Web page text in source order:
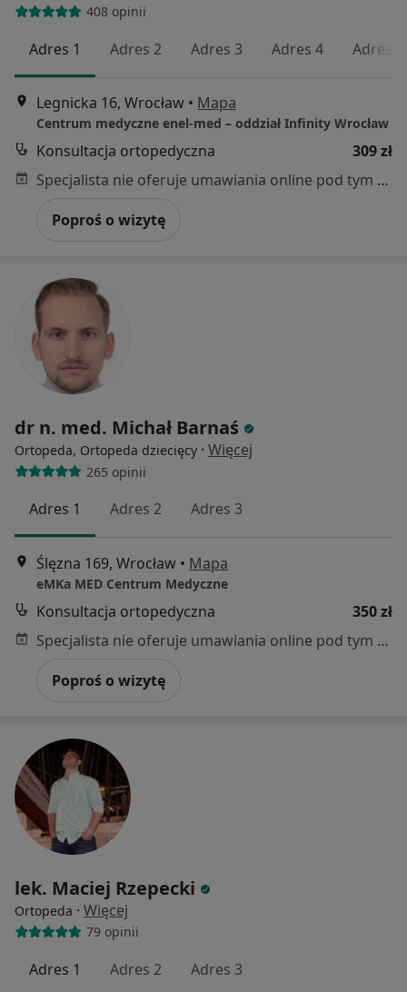
408 opinii
Adres 1 Adres 2 Adres 3 Adres 4 Adres 5
Legnicka 16, Wrocław • Mapa
Centrum medyczne enel-med – oddział Infinity Wrocław
Konsultacja ortopedyczna
309 zł
Specjalista nie oferuje umawiania online pod tym adresem.
Poproś o wizytę
dr n. med. Michał Barnaś
Ortopeda, Ortopeda dziecięcy · Więcej
265 opinii
Adres 1 Adres 2 Adres 3
Ślęzna 169, Wrocław • Mapa
eMKa MED Centrum Medyczne
Konsultacja ortopedyczna
350 zł
Specjalista nie oferuje umawiania online pod tym adresem.
Poproś o wizytę
lek. Maciej Rzepecki
Ortopeda · Więcej
79 opinii
Adres 1 Adres 2 Adres 3